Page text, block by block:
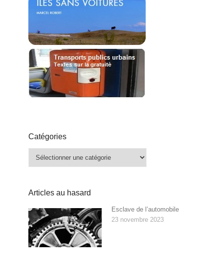
Catégories
Catégories
Articles au hasard
Esclave de l’automobile
23 novembre 2023